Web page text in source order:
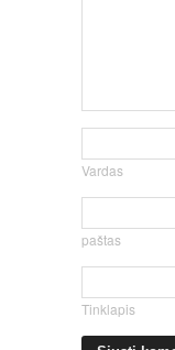
Vardas
paštas
Tinklapis